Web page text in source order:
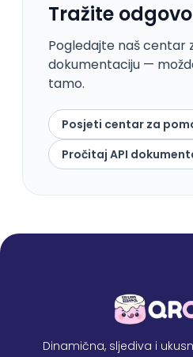
Tražite
Pogledajte naš centar
dokumentaciju —
tamo.
Posjeti centar za
Pročitaj API
Dinamična, sljediva i